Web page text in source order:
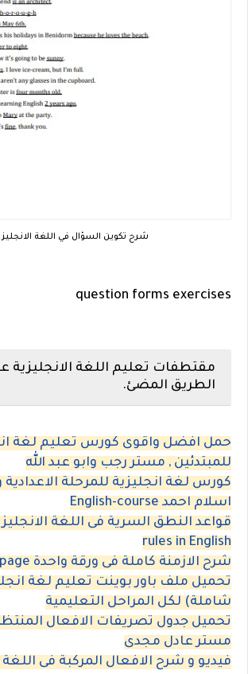
شرح تكوين السؤال في اللغة
question forms exercises
مقتطفات تعليم اللغة الانجليزية
الطريق المضئ.
حمل افضل واقوى كورس تعليم لغة
للمبتدئين , مستر رجب وابو عبد الله
كورس لغة انجليزية للمرحلة الاعدادية
اسلام احمد English-course
rules in English
شرح الازمنة كاملة فى ورقة واحدة tenses in one page
تحميل ملف باور بوينت تعليم لغة
شاملة) لكل المراحل التعليمية
تحميل جدول تصريفات الافعال
مستر عادل مجدى
فيديو و شرح الافعال المركبة فى اللغة